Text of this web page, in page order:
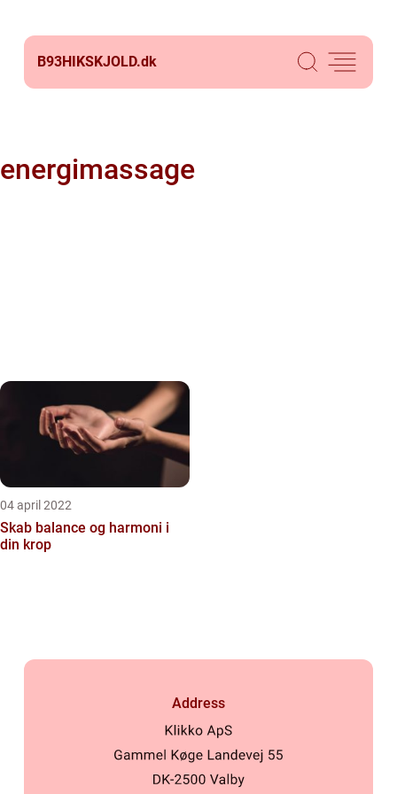
B93HIKSKJOLD.dk
energimassage
04 april 2022
Skab balance og harmoni i
din krop
Address